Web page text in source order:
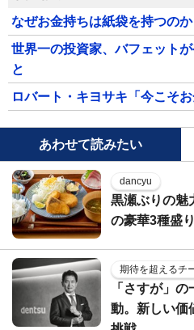
なぜお金持ちは紙袋を持つのか
世界一の投資家、バフェット
と
ロバート・キヨサキ「今こそ
あわせて読みたい
dancyu
黒瀬ぶりの魅
の豪華3種盛
期待を超えるチ
「さすが」
動。新しい価